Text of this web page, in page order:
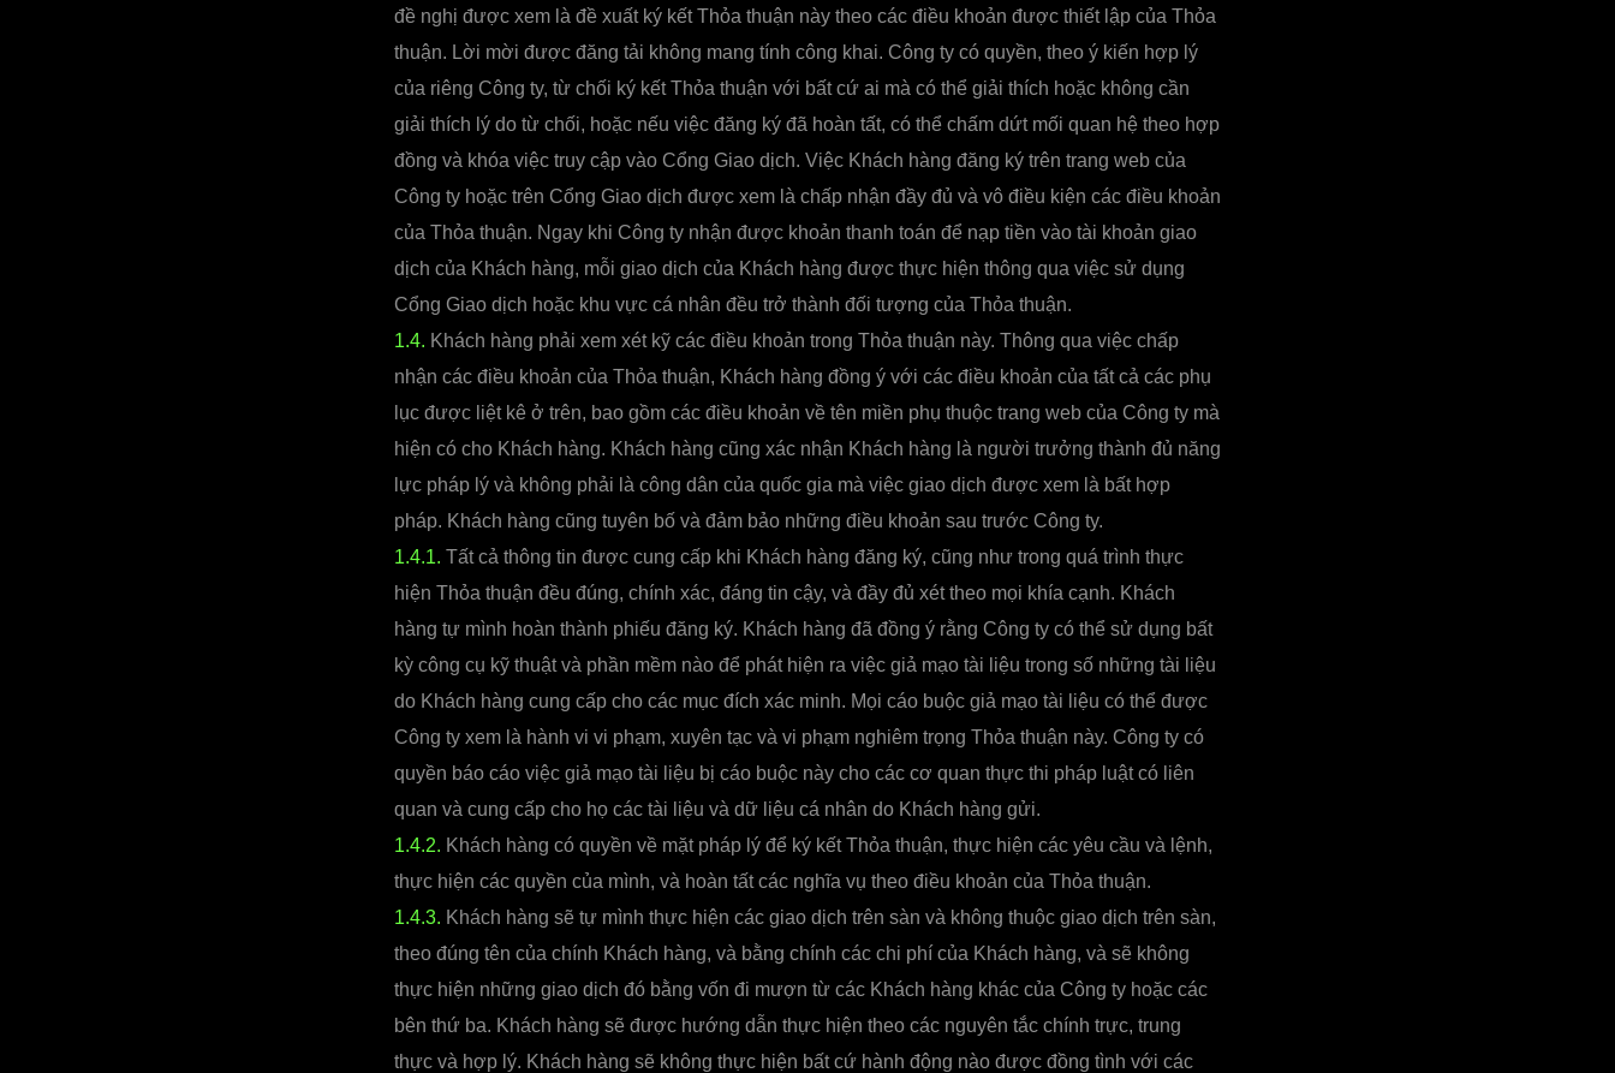
đề nghị được xem là đề xuất ký kết Thỏa thuận này theo các điều khoản được thiết lập của Thỏa
thuận. Lời mời được đăng tải không mang tính công khai. Công ty có quyền, theo ý kiến hợp lý
của riêng Công ty, từ chối ký kết Thỏa thuận với bất cứ ai mà có thể giải thích hoặc không cần
giải thích lý do từ chối, hoặc nếu việc đăng ký đã hoàn tất, có thể chấm dứt mối quan hệ theo hợp
đồng và khóa việc truy cập vào Cổng Giao dịch. Việc Khách hàng đăng ký trên trang web của
Công ty hoặc trên Cổng Giao dịch được xem là chấp nhận đầy đủ và vô điều kiện các điều khoản
của Thỏa thuận. Ngay khi Công ty nhận được khoản thanh toán để nạp tiền vào tài khoản giao
dịch của Khách hàng, mỗi giao dịch của Khách hàng được thực hiện thông qua việc sử dụng
Cổng Giao dịch hoặc khu vực cá nhân đều trở thành đối tượng của Thỏa thuận.
1.4. Khách hàng phải xem xét kỹ các điều khoản trong Thỏa thuận này. Thông qua việc chấp
nhận các điều khoản của Thỏa thuận, Khách hàng đồng ý với các điều khoản của tất cả các phụ
lục được liệt kê ở trên, bao gồm các điều khoản về tên miền phụ thuộc trang web của Công ty mà
hiện có cho Khách hàng. Khách hàng cũng xác nhận Khách hàng là người trưởng thành đủ năng
lực pháp lý và không phải là công dân của quốc gia mà việc giao dịch được xem là bất hợp
pháp. Khách hàng cũng tuyên bố và đảm bảo những điều khoản sau trước Công ty.
1.4.1. Tất cả thông tin được cung cấp khi Khách hàng đăng ký, cũng như trong quá trình thực
hiện Thỏa thuận đều đúng, chính xác, đáng tin cậy, và đầy đủ xét theo mọi khía cạnh. Khách
hàng tự mình hoàn thành phiếu đăng ký. Khách hàng đã đồng ý rằng Công ty có thể sử dụng bất
kỳ công cụ kỹ thuật và phần mềm nào để phát hiện ra việc giả mạo tài liệu trong số những tài liệu
do Khách hàng cung cấp cho các mục đích xác minh. Mọi cáo buộc giả mạo tài liệu có thể được
Công ty xem là hành vi vi phạm, xuyên tạc và vi phạm nghiêm trọng Thỏa thuận này. Công ty có
quyền báo cáo việc giả mạo tài liệu bị cáo buộc này cho các cơ quan thực thi pháp luật có liên
quan và cung cấp cho họ các tài liệu và dữ liệu cá nhân do Khách hàng gửi.
1.4.2. Khách hàng có quyền về mặt pháp lý để ký kết Thỏa thuận, thực hiện các yêu cầu và lệnh,
thực hiện các quyền của mình, và hoàn tất các nghĩa vụ theo điều khoản của Thỏa thuận.
1.4.3. Khách hàng sẽ tự mình thực hiện các giao dịch trên sàn và không thuộc giao dịch trên sàn,
theo đúng tên của chính Khách hàng, và bằng chính các chi phí của Khách hàng, và sẽ không
thực hiện những giao dịch đó bằng vốn đi mượn từ các Khách hàng khác của Công ty hoặc các
bên thứ ba. Khách hàng sẽ được hướng dẫn thực hiện theo các nguyên tắc chính trực, trung
thực và hợp lý. Khách hàng sẽ không thực hiện bất cứ hành động nào được đồng tình với các